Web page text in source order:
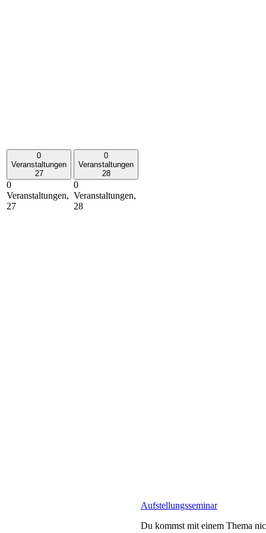
0
Veranstaltungen
27
0
Veranstaltungen,
27
0
Veranstaltungen
28
0
Veranstaltungen,
28
Aufstellungsseminar
Du kommst mit einem Thema